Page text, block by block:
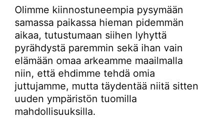
Olimme kiinnostuneempia pysymään
samassa paikassa hieman pidemmän
aikaa, tutustumaan siihen lyhyttä
pyrähdystä paremmin sekä ihan vain
elämään omaa arkeamme maailmalla
niin, että ehdimme tehdä omia
juttujamme, mutta täydentää niitä sitten
uuden ympäristön tuomilla
mahdollisuuksilla.